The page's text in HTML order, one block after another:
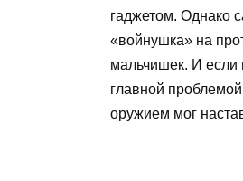
гаджетом. Однако
«войнушка» на
мальчишек. И если
главной
оружием мог